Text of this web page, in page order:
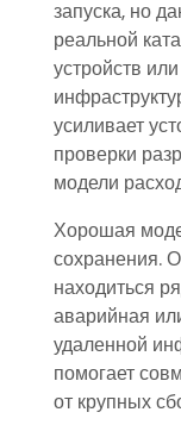
запуска, но
реальной
устройств
усиливает
проверки
модели
Хорошая
сохранения.
находиться
аварийная
удаленной
помогает
от крупных